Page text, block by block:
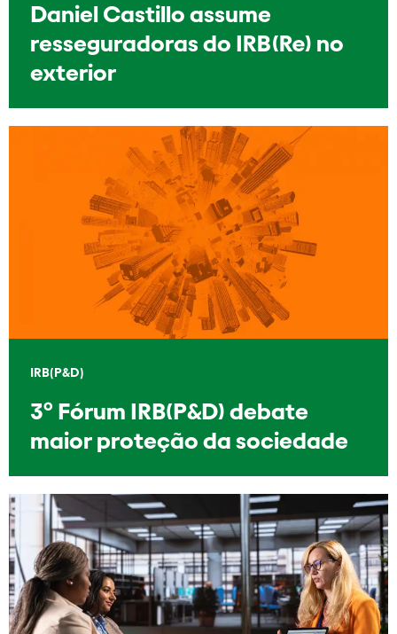
Daniel Castillo assume
resseguradoras do IRB(Re) no
exterior
IRB(P&D)
3º Fórum IRB(P&D) debate
maior proteção da sociedade